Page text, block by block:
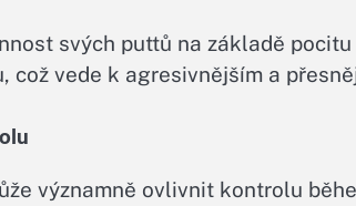
svých puttů na základě
což vede k agresivnějším a
významně ovlivnit kontrolu